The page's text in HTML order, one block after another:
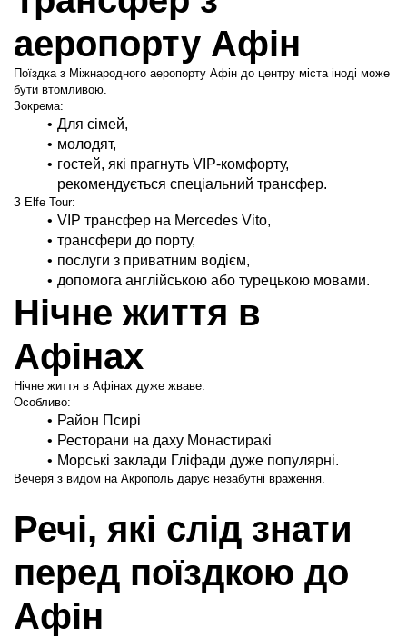
аеропорту Афін
Поїздка з Міжнародного аеропорту Афін до центру міста іноді може
бути втомливою.
Зокрема:
Для сімей,
молодят,
гостей, які прагнуть VIP-комфорту,
рекомендується спеціальний трансфер.
З Elfe Tour:
VIP трансфер на Mercedes Vito,
трансфери до порту,
послуги з приватним водієм,
допомога англійською або турецькою мовами.
Нічне життя в
Афінах
Нічне життя в Афінах дуже жваве.
Особливо:
Район Псирі
Ресторани на даху Монастиракі
Морські заклади Гліфади дуже популярні.
Вечеря з видом на Акрополь дарує незабутні враження.
Речі, які слід знати
перед поїздкою до
Афін